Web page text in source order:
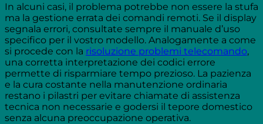
In alcuni casi, il problema potrebbe non essere la stufa
ma la gestione errata dei comandi remoti. Se il display
segnala errori, consultate sempre il manuale d’uso
specifico per il vostro modello. Analogamente a come
si procede con la risoluzione problemi telecomando,
una corretta interpretazione dei codici errore
permette di risparmiare tempo prezioso. La pazienza
e la cura costante nella manutenzione ordinaria
restano i pilastri per evitare chiamate di assistenza
tecnica non necessarie e godersi il tepore domestico
senza alcuna preoccupazione operativa.